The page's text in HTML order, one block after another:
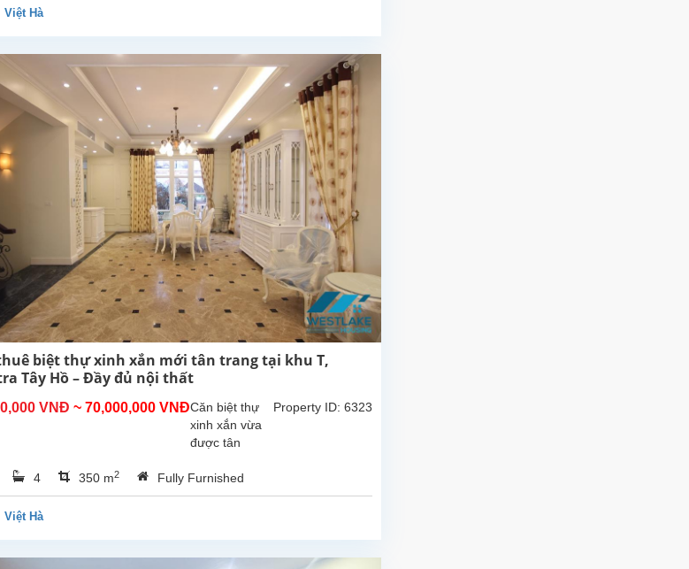
kế gồm 4...
Việt Hà
biệt thự xinh xắn mới tân trang tại khu T,
Tây Hồ – Đầy đủ nội thất
VNĐ ~ 70,000,000 VNĐ Property ID: 6323
Căn biệt thự
xinh xắn vừa
được tân
đang cho thuê
tại khu T,
4 350 m2 Fully Furnished
Việt Hà